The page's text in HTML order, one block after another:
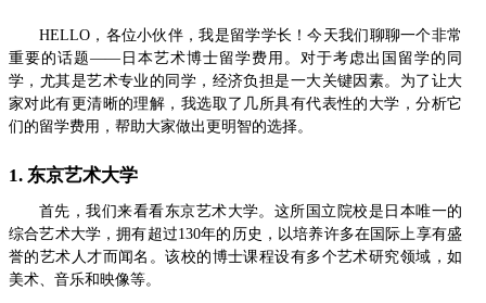
HELLO，各位小伙伴，我是留学学长！今天我们聊聊一个非常
重要的话题——日本艺术博士留学费用。对于考虑出国留学的同
学，尤其是艺术专业的同学，经济负担是一大关键因素。为了让大
家对此有更清晰的理解，我选取了几所具有代表性的大学，分析它
们的留学费用，帮助大家做出更明智的选择。
1. 东京艺术大学
首先，我们来看看东京艺术大学。这所国立院校是日本唯一的
综合艺术大学，拥有超过130年的历史，以培养许多在国际上享有盛
誉的艺术人才而闻名。该校的博士课程设有多个艺术研究领域，如
美术、音乐和映像等。